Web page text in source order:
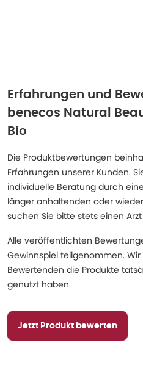
Erfahrungen und
benecos Natural
Bio
Die Produktbewertungen
Erfahrungen unserer Kunden.
individuelle Beratung durch
länger anhaltenden oder
suchen Sie bitte stets einen
Alle veröffentlichten
Gewinnspiel teilgenommen.
Bewertenden die Produkte
genutzt haben.
Jetzt Produkt bewerten